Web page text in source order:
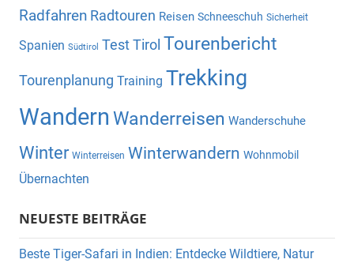
Radfahren Radtouren Reisen Schneeschuh Sicherheit
Spanien Südtirol TestTirol Tourenbericht
Tourenplanung Training Trekking
Wandern Wanderreisen Wanderschuhe
Winter Winterreisen Winterwandern Wohnmobil
Übernachten
NEUESTE BEITRÄGE
Beste Tiger-Safari in Indien: Entdecke Wildtiere, Natur